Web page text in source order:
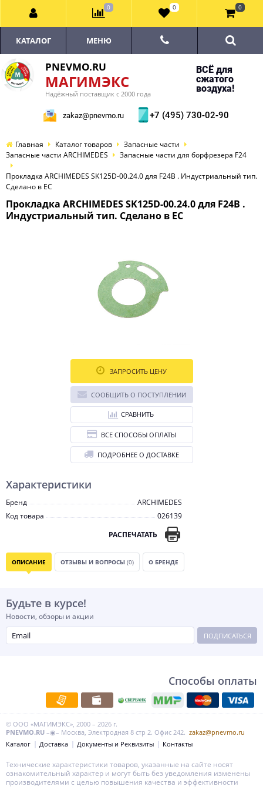
PNEVMO.RU
МАГИМЭКС
Надёжный поставщик с 2000 года
ВСЁ для
сжатого
воздуха!
zakaz@pnevmo.ru +7 (495) 730-02-90
КАТАЛОГ МЕНЮ
Главная Каталог товаров
Запасные части
Запасные части ARCHIMEDES
Запасные части для борфрезера F24
Прокладка ARCHIMEDES SK125D-00.24.0 для F24B . Индустриальный тип.
Сделано в ЕС
Прокладка ARCHIMEDES SK125D-00.24.0 для F24B .
Индустриальный тип. Сделано в ЕС
Характеристики
Бренд
ARCHIMEDES
Код товара
026139
РАСПЕЧАТАТЬ
ЗАПРОСИТЬ ЦЕНУ
СООБЩИТЬ О ПОСТУПЛЕНИИ
СРАВНИТЬ
ВСЕ СПОСОБЫ ОПЛАТЫ
ПОДРОБНЕЕ О ДОСТАВКЕ
ОПИСАНИЕ ОТЗЫВЫ И ВОПРОСЫ (0) О БРЕНДЕ
Будьте в курсе!
Новости, обзоры и акции
ПОДПИСАТЬСЯ
Способы оплаты
© ООО «МАГИМЭКС», 2000 – 2026 г.
PNEVMO.RU –◉– Москва, Электродная 8 стр 2. Офис 242. zakaz@pnevmo.ru
Каталог
Доставка Документы и Реквизиты Контакты
0 0 0
Технические характеристики товаров, указанные на сайте носят
ознакомительный характер и могут быть без уведомления изменены
производителями с целью повышения качества и эффективности